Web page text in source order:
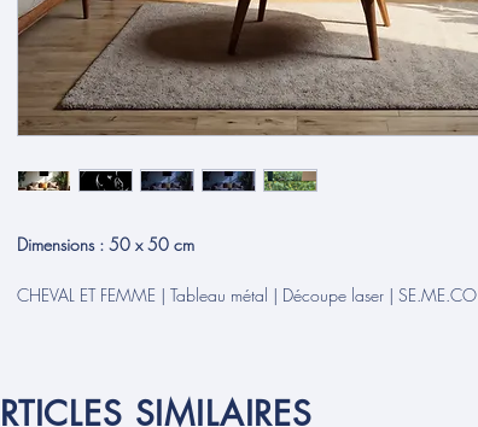
Dimensions : 50 x 50 cm
CHEVAL ET FEMME | Tableau métal | Découpe laser | SE.ME.CO
SIMILAIRES